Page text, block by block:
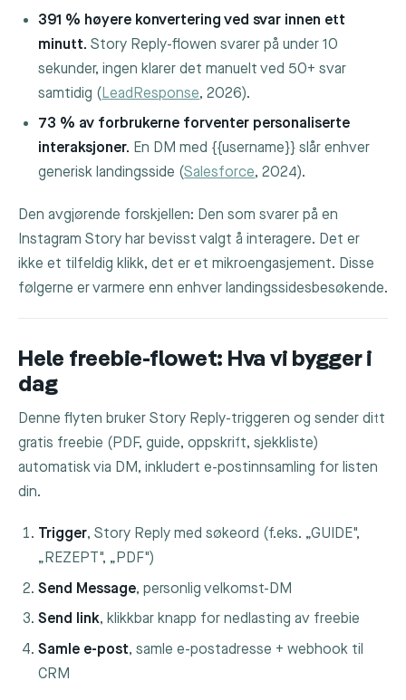
391 % høyere konvertering ved svar innen ett
minutt. Story Reply-flowen svarer på under 10
sekunder, ingen klarer det manuelt ved 50+ svar
samtidig (LeadResponse, 2026).
73 % av forbrukerne forventer personaliserte
interaksjoner. En DM med {{username}} slår enhver
generisk landingsside (Salesforce, 2024).
Den avgjørende forskjellen: Den som svarer på en
Instagram Story har bevisst valgt å interagere. Det er
ikke et tilfeldig klikk, det er et mikroengasjement. Disse
følgerne er varmere enn enhver landingssidesbesøkende.
Hele freebie-flowet: Hva vi bygger i
dag
Denne flyten bruker Story Reply-triggeren og sender ditt
gratis freebie (PDF, guide, oppskrift, sjekkliste)
automatisk via DM, inkludert e-postinnsamling for listen
din.
Trigger, Story Reply med søkeord (f.eks. „GUIDE",
„REZEPT", „PDF")
Send Message, personlig velkomst-DM
Send link, klikkbar knapp for nedlasting av freebie
Samle e-post, samle e-postadresse + webhook til
CRM